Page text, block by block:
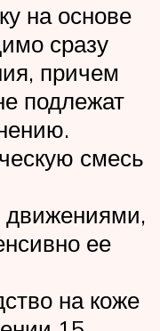
на основе
сразу
причем
подлежат
смесь
ее
на коже